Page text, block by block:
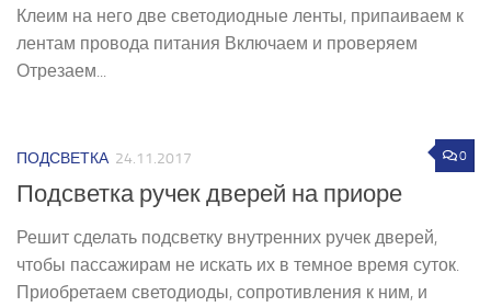
Клеим на него две светодиодные ленты, припаиваем к
лентам провода питания Включаем и проверяем
Отрезаем...
0
ПОДСВЕТКА 24.11.2017
Подсветка ручек дверей на приоре
Решит сделать подсветку внутренних ручек дверей,
чтобы пассажирам не искать их в темное время суток.
Приобретаем светодиоды, сопротивления к ним, и